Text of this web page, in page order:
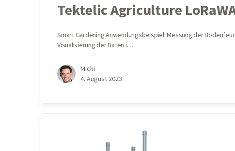
Tektelic Agriculture
Smart Gardening Anwendungsbeispiel: Messung der
Visualisierung der Daten i…
Michi
4. August 2023